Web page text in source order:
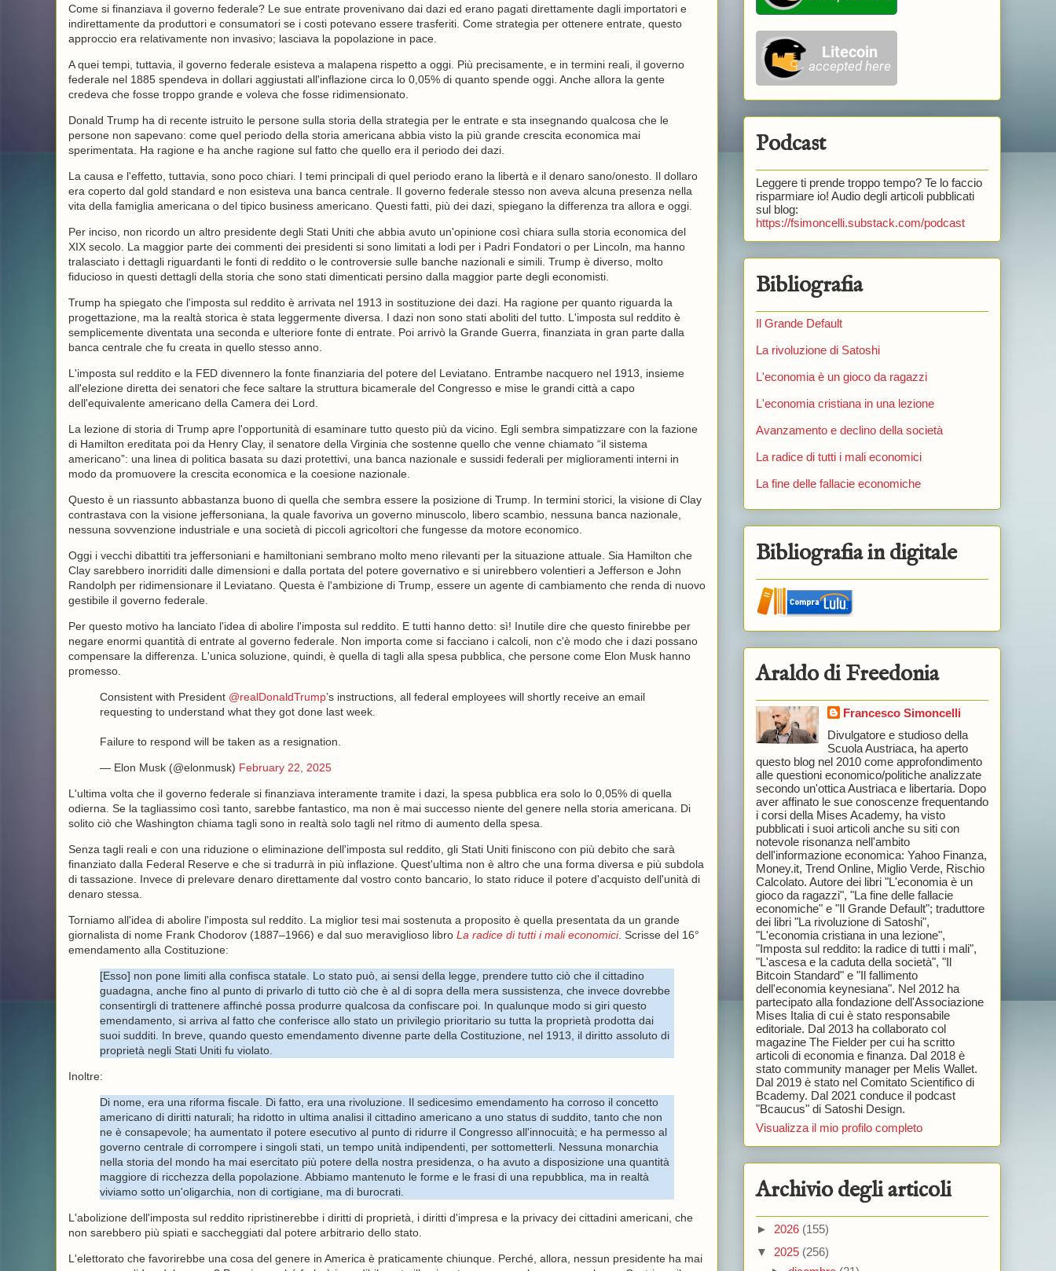
Come si finanziava il governo federale? Le sue entrate provenivano dai dazi ed erano pagati direttamente dagli importatori e
indirettamente da produttori e consumatori se i costi potevano essere trasferiti. Come strategia per ottenere entrate, questo
approccio era relativamente non invasivo; lasciava la popolazione in pace.
A quei tempi, tuttavia, il governo federale esisteva a malapena rispetto a oggi. Più precisamente, e in termini reali, il governo
federale nel 1885 spendeva in dollari aggiustati all'inflazione circa lo 0,05% di quanto spende oggi. Anche allora la gente
credeva che fosse troppo grande e voleva che fosse ridimensionato.
Donald Trump ha di recente istruito le persone sulla storia della strategia per le entrate e sta insegnando qualcosa che le
persone non sapevano: come quel periodo della storia americana abbia visto la più grande crescita economica mai
sperimentata. Ha ragione e ha anche ragione sul fatto che quello era il periodo dei dazi.
La causa e l'effetto, tuttavia, sono poco chiari. I temi principali di quel periodo erano la libertà e il denaro sano/onesto. Il dollaro
era coperto dal gold standard e non esisteva una banca centrale. Il governo federale stesso non aveva alcuna presenza nella
vita della famiglia americana o del tipico business americano. Questi fatti, più dei dazi, spiegano la differenza tra allora e oggi.
Per inciso, non ricordo un altro presidente degli Stati Uniti che abbia avuto un'opinione così chiara sulla storia economica del
XIX secolo. La maggior parte dei commenti dei presidenti si sono limitati a lodi per i Padri Fondatori o per Lincoln, ma hanno
tralasciato i dettagli riguardanti le fonti di reddito o le controversie sulle banche nazionali e simili. Trump è diverso, molto
fiducioso in questi dettagli della storia che sono stati dimenticati persino dalla maggior parte degli economisti.
Trump ha spiegato che l'imposta sul reddito è arrivata nel 1913 in sostituzione dei dazi. Ha ragione per quanto riguarda la
progettazione, ma la realtà storica è stata leggermente diversa. I dazi non sono stati aboliti del tutto. L'imposta sul reddito è
semplicemente diventata una seconda e ulteriore fonte di entrate. Poi arrivò la Grande Guerra, finanziata in gran parte dalla
banca centrale che fu creata in quello stesso anno.
L'imposta sul reddito e la FED divennero la fonte finanziaria del potere del Leviatano. Entrambe nacquero nel 1913, insieme
all'elezione diretta dei senatori che fece saltare la struttura bicamerale del Congresso e mise le grandi città a capo
dell'equivalente americano della Camera dei Lord.
La lezione di storia di Trump apre l'opportunità di esaminare tutto questo più da vicino. Egli sembra simpatizzare con la fazione
di Hamilton ereditata poi da Henry Clay, il senatore della Virginia che sostenne quello che venne chiamato “il sistema
americano”: una linea di politica basata su dazi protettivi, una banca nazionale e sussidi federali per miglioramenti interni in
modo da promuovere la crescita economica e la coesione nazionale.
Questo è un riassunto abbastanza buono di quella che sembra essere la posizione di Trump. In termini storici, la visione di Clay
contrastava con la visione jeffersoniana, la quale favoriva un governo minuscolo, libero scambio, nessuna banca nazionale,
nessuna sovvenzione industriale e una società di piccoli agricoltori che fungesse da motore economico.
Oggi i vecchi dibattiti tra jeffersoniani e hamiltoniani sembrano molto meno rilevanti per la situazione attuale. Sia Hamilton che
Clay sarebbero inorriditi dalle dimensioni e dalla portata del potere governativo e si unirebbero volentieri a Jefferson e John
Randolph per ridimensionare il Leviatano. Questa è l'ambizione di Trump, essere un agente di cambiamento che renda di nuovo
gestibile il governo federale.
Per questo motivo ha lanciato l'idea di abolire l'imposta sul reddito. E tutti hanno detto: sì! Inutile dire che questo finirebbe per
negare enormi quantità di entrate al governo federale. Non importa come si facciano i calcoli, non c'è modo che i dazi possano
compensare la differenza. L'unica soluzione, quindi, è quella di tagli alla spesa pubblica, che persone come Elon Musk hanno
promesso.
Consistent with President @realDonaldTrump’s instructions, all federal employees will shortly receive an email
requesting to understand what they got done last week.
Failure to respond will be taken as a resignation.
— Elon Musk (@elonmusk) February 22, 2025
L'ultima volta che il governo federale si finanziava interamente tramite i dazi, la spesa pubblica era solo lo 0,05% di quella
odierna. Se la tagliassimo così tanto, sarebbe fantastico, ma non è mai successo niente del genere nella storia americana. Di
solito ciò che Washington chiama tagli sono in realtà solo tagli nel ritmo di aumento della spesa.
Senza tagli reali e con una riduzione o eliminazione dell'imposta sul reddito, gli Stati Uniti finiscono con più debito che sarà
finanziato dalla Federal Reserve e che si tradurrà in più inflazione. Quest'ultima non è altro che una forma diversa e più subdola
di tassazione. Invece di prelevare denaro direttamente dal vostro conto bancario, lo stato riduce il potere d'acquisto dell'unità di
denaro stessa.
Torniamo all'idea di abolire l'imposta sul reddito. La miglior tesi mai sostenuta a proposito è quella presentata da un grande
giornalista di nome Frank Chodorov (1887–1966) e dal suo meraviglioso libro La radice di tutti i mali economici. Scrisse del 16°
emendamento alla Costituzione:
[Esso] non pone limiti alla confisca statale. Lo stato può, ai sensi della legge, prendere tutto ciò che il cittadino
guadagna, anche fino al punto di privarlo di tutto ciò che è al di sopra della mera sussistenza, che invece dovrebbe
consentirgli di trattenere affinché possa produrre qualcosa da confiscare poi. In qualunque modo si giri questo
emendamento, si arriva al fatto che conferisce allo stato un privilegio prioritario su tutta la proprietà prodotta dai
suoi sudditi. In breve, quando questo emendamento divenne parte della Costituzione, nel 1913, il diritto assoluto di
proprietà negli Stati Uniti fu violato.
Inoltre:
Di nome, era una riforma fiscale. Di fatto, era una rivoluzione. Il sedicesimo emendamento ha corroso il concetto
americano di diritti naturali; ha ridotto in ultima analisi il cittadino americano a uno status di suddito, tanto che non
ne è consapevole; ha aumentato il potere esecutivo al punto di ridurre il Congresso all'innocuità; e ha permesso al
governo centrale di corrompere i singoli stati, un tempo unità indipendenti, per sottometterli. Nessuna monarchia
nella storia del mondo ha mai esercitato più potere della nostra presidenza, o ha avuto a disposizione una quantità
maggiore di ricchezza della popolazione. Abbiamo mantenuto le forme e le frasi di una repubblica, ma in realtà
viviamo sotto un'oligarchia, non di cortigiane, ma di burocrati.
L'abolizione dell'imposta sul reddito ripristinerebbe i diritti di proprietà, i diritti d'impresa e la privacy dei cittadini americani, che
non sarebbero più spiati e saccheggiati dal potere arbitrario dello stato.
L'elettorato che favorirebbe una cosa del genere in America è praticamente chiunque. Perché, allora, nessun presidente ha mai
Podcast
Leggere ti prende troppo tempo? Te lo faccio
risparmiare io! Audio degli articoli pubblicati
sul blog:
https://fsimoncelli.substack.com/podcast
Bibliografia
Il Grande Default
La rivoluzione di Satoshi
L'economia è un gioco da ragazzi
L'economia cristiana in una lezione
Avanzamento e declino della società
La radice di tutti i mali economici
La fine delle fallacie economiche
Bibliografia in digitale
Araldo di Freedonia
Francesco Simoncelli
Divulgatore e studioso della
Scuola Austriaca, ha aperto
questo blog nel 2010 come approfondimento
alle questioni economico/politiche analizzate
secondo un'ottica Austriaca e libertaria. Dopo
aver affinato le sue conoscenze frequentando
i corsi della Mises Academy, ha visto
pubblicati i suoi articoli anche su siti con
notevole risonanza nell'ambito
dell'informazione economica: Yahoo Finanza,
Money.it, Trend Online, Miglio Verde, Rischio
Calcolato. Autore dei libri "L'economia è un
gioco da ragazzi", "La fine delle fallacie
economiche" e "Il Grande Default"; traduttore
dei libri "La rivoluzione di Satoshi",
"L'economia cristiana in una lezione",
"Imposta sul reddito: la radice di tutti i mali",
"L'ascesa e la caduta della società", "Il
Bitcoin Standard" e "Il fallimento
dell'economia keynesiana". Nel 2012 ha
partecipato alla fondazione dell'Associazione
Mises Italia di cui è stato responsabile
editoriale. Dal 2013 ha collaborato col
magazine The Fielder per cui ha scritto
articoli di economia e finanza. Dal 2018 è
stato community manager per Melis Wallet.
Dal 2019 è stato nel Comitato Scientifico di
Bcademy. Dal 2021 conduce il podcast
"Bcaucus" di Satoshi Design.
Visualizza il mio profilo completo
Archivio degli articoli
► 2026 (155)
▼ 2025 (256)